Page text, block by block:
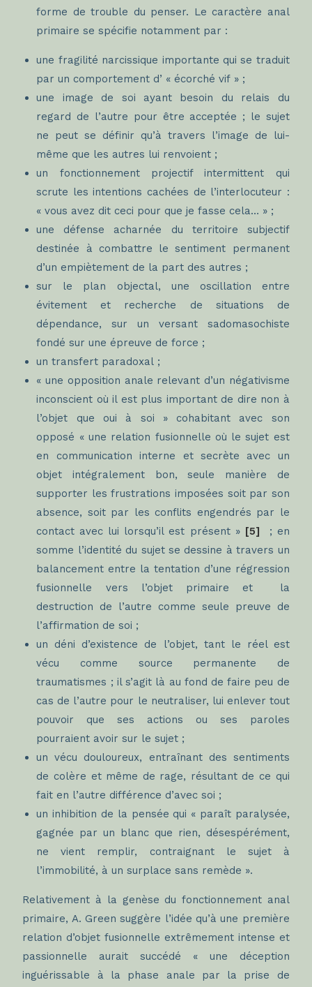
forme de trouble du penser. Le caractère anal
primaire se spécifie notamment par :
une fragilité narcissique importante qui se traduit
par un comportement d’ « écorché vif » ;
une image de soi ayant besoin du relais du
regard de l’autre pour être acceptée ; le sujet
ne peut se définir qu’à travers l’image de lui-
même que les autres lui renvoient ;
un fonctionnement projectif intermittent qui
scrute les intentions cachées de l’interlocuteur :
« vous avez dit ceci pour que je fasse cela… » ;
une défense acharnée du territoire subjectif
destinée à combattre le sentiment permanent
d’un empiètement de la part des autres ;
sur le plan objectal, une oscillation entre
évitement et recherche de situations de
dépendance, sur un versant sadomasochiste
fondé sur une épreuve de force ;
un transfert paradoxal ;
« une opposition anale relevant d’un négativisme
inconscient où il est plus important de dire non à
l’objet que oui à soi » cohabitant avec son
opposé « une relation fusionnelle où le sujet est
en communication interne et secrète avec un
objet intégralement bon, seule manière de
supporter les frustrations imposées soit par son
absence, soit par les conflits engendrés par le
contact avec lui lorsqu’il est présent » [5]
; en
somme l’identité du sujet se dessine à travers un
balancement entre la tentation d’une régression
fusionnelle vers l’objet primaire et la
destruction de l’autre comme seule preuve de
l’affirmation de soi ;
un déni d’existence de l’objet, tant le réel est
vécu comme source permanente de
traumatismes ; il s’agit là au fond de faire peu de
cas de l’autre pour le neutraliser, lui enlever tout
pouvoir que ses actions ou ses paroles
pourraient avoir sur le sujet ;
un vécu douloureux, entraînant des sentiments
de colère et même de rage, résultant de ce qui
fait en l’autre différence d’avec soi ;
un inhibition de la pensée qui « paraît paralysée,
gagnée par un blanc que rien, désespérément,
ne vient remplir, contraignant le sujet à
l’immobilité, à un surplace sans remède ».
Relativement à la genèse du fonctionnement anal
primaire, A. Green suggère l’idée qu’à une première
relation d’objet fusionnelle extrêmement intense et
passionnelle aurait succédé « une déception
inguérissable à la phase anale par la prise de